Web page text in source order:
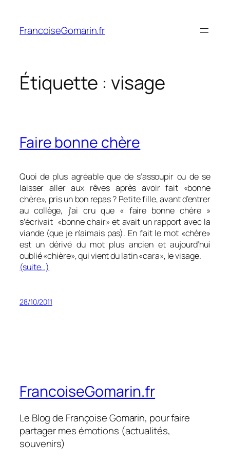
contenu
FrancoiseGomarin.fr
Étiquette : visage
Faire bonne chère
Quoi de plus agréable que de s’assoupir ou de se
laisser aller aux rêves après avoir fait «bonne
chère», pris un bon repas ? Petite fille, avant d’entrer
au collège, j’ai cru que « faire bonne chère »
s’écrivait «bonne chair» et avait un rapport avec la
viande (que je n’aimais pas). En fait le mot «chère»
est un dérivé du mot plus ancien et aujourd’hui
oublié «chière», qui vient du latin «cara», le visage.
(suite…)
28/10/2011
FrancoiseGomarin.fr
Le Blog de Françoise Gomarin, pour faire
partager mes émotions (actualités,
souvenirs)